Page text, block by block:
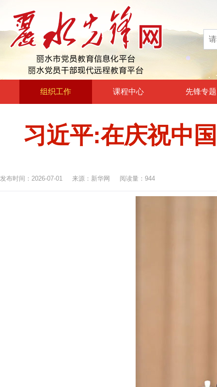
组织工作
领导动态
课程中心
政治教育和政治训练
先锋专题
习近平:在庆祝中
发布时间：2026-07-01 来源：新华网 阅读量：944